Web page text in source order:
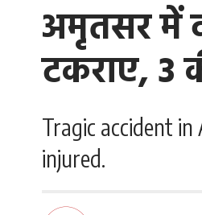
अमृतसर में
टकराए, 3
Tragic accident
injured.